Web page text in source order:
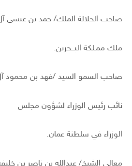
صاحب الجلالة الملك/ حمد بن عيسى
ملك ممـلكة البــحرين.
صاحب السمو السيد /فهد بن محمود
نائب رئيس الوزراء لشؤون مجلس
الوزراء في سلطنة عمان.
معالي الشيخ/ عبدالله بن ناصر بن